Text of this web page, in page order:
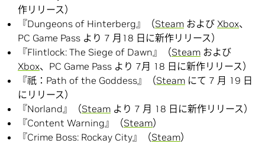
作リリース）
『Dungeons of Hinterberg』（Steam および Xbox、
PC Game Pass より 7 月18 日に新作リリース）
『Flintlock: The Siege of Dawn』（Steam および
Xbox、PC Game Pass より 7月 18 日に新作リリース）
『祇：Path of the Goddess』（Steam にて 7 月 19 日
にリリース）
『Norland』（Steam より 7 月 18 日に新作リリース）
『Content Warning』（Steam）
『Crime Boss: Rockay City』（Steam）